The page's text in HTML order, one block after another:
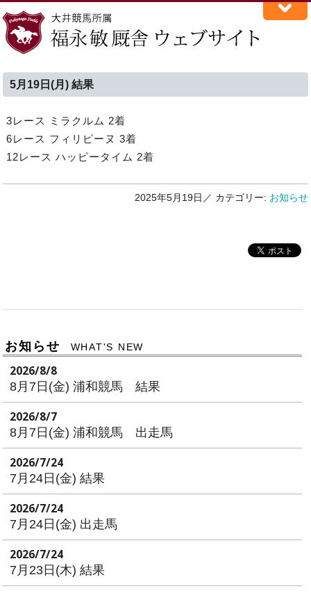
5月19日(月) 結果
3レース ミラクルム 2着
6レース フィリピーヌ 3着
12レース ハッピータイム 2着
2025年5月19日／ カテゴリー: お知らせ
お知らせ WHAT'S NEW
2026/8/8
8月7日(金) 浦和競馬 結果
2026/8/7
8月7日(金) 浦和競馬 出走馬
2026/7/24
7月24日(金) 結果
2026/7/24
7月24日(金) 出走馬
2026/7/24
7月23日(木) 結果